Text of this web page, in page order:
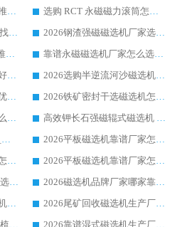
2026平板磁选机靠谱厂家推荐_ 华体会手机网页版-华体会(中国) 凭借良好口碑获得众多客户认可
选购 RCT 永磁磁力滚筒怎么选?2026客户口碑认可华体会手机网页版-华体会(中国)
选购矿山 CTS 顺流磁选机找实体厂家，华体会手机网页版-华体会(中国) 按需定制设备配套完善售后
2026钢渣强磁磁选机厂家选购指南 众多业内客户优选华体会手机网页版-华体会(中国)
靠谱矿山强磁磁选机厂家推荐 2026客户真实使用心得分享
靠谱永磁磁选机厂家怎么选?福建客户真实体验分享华体会手机网页版-华体会(中国) 品牌
2026磁选机生产厂家哪家好?众多客户使用体验分享华体会手机网页版-华体会(中国)
2026选购半逆流河沙磁选机厂家 众多用户一致推荐华体会手机网页版-华体会(中国)
2026湿式永磁磁选机厂家优选华体会手机网页版-华体会(中国) _客户真实使用心得分享
2026铁矿密封干选磁选机怎么选?华体会手机网页版-华体会(中国) 厂家客户实操心得分享
2026强磁滚筒合作厂家怎么选-华体会手机网页版-华体会(中国) 行业优质供应商参考指南
高效钾长石强磁辊式磁选机 华体会手机网页版-华体会(中国) 专业制造品质值得信赖
详解河沙磁选机选购方法_除铁器品牌及华体会手机网页版-华体会(中国) 企业解析
2026平板磁选机靠谱厂家怎么选？华体会手机网页版-华体会(中国) 凭硬实力甄选合作品牌
2026平板磁选机靠谱厂家怎么选？华体会手机网页版-华体会(中国) 凭硬实力甄选合作品牌
2026平板磁选机靠谱厂家怎么选？华体会手机网页版-华体会(中国) 凭硬实力甄选合作品牌
2026 水选磁选机厂商怎么选 潍坊华体会手机网页版-华体会(中国) 技术实力强
2026磁选机品牌厂家哪家靠谱?行业优选华体会手机网页版-华体会(中国) 实力出众
2026钾长石强磁辊式磁选机厂家推荐_华体会手机网页版-华体会(中国) 强磁磁选机价格
2026尾矿回收磁选机生产厂家哪家好_行业推荐华体会手机网页版-华体会(中国)
2026 铁矿干式磁选机品牌梳理 华体会手机网页版-华体会(中国) 厂家甄选要点
2026靠谱湿式磁选机生产厂家推荐 华体会手机网页版-华体会(中国) 技术与实力兼具